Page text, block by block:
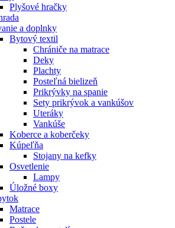
Plyšové hračky
a doplnky
Bytový textil
Chrániče na matrace
Deky
Plachty
Posteľná bielizeň
Prikrývky na spanie
Sety prikrývok a vankúšov
Uteráky
Vankúše
Koberce a koberčeky
Kúpeľňa
Stojany na kefky
Osvetlenie
Lampy
Úložné boxy
Matrace
Postele